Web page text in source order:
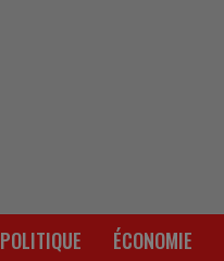
POLITIQUE ÉCONOMIE